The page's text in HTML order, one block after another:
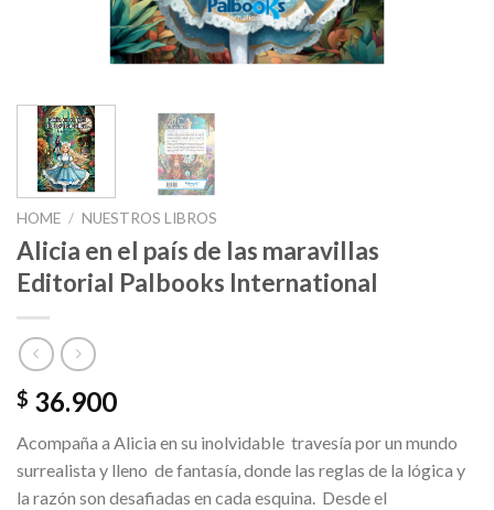
HOME / NUESTROS LIBROS
Alicia en el país de las maravillas
Editorial Palbooks International
$ 36.900
Acompaña a Alicia en su inolvidable travesía por un mundo
surrealista y lleno de fantasía, donde las reglas de la lógica y
la razón son desafiadas en cada esquina. Desde el